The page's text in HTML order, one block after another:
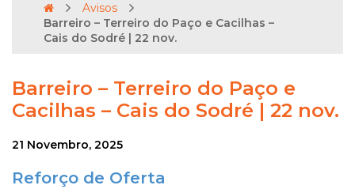
Avisos
Barreiro – Terreiro do Paço e Cacilhas –
Cais do Sodré | 22 nov.
Barreiro – Terreiro do Paço e
Cacilhas – Cais do Sodré | 22 nov.
21 Novembro, 2025
Reforço de Oferta